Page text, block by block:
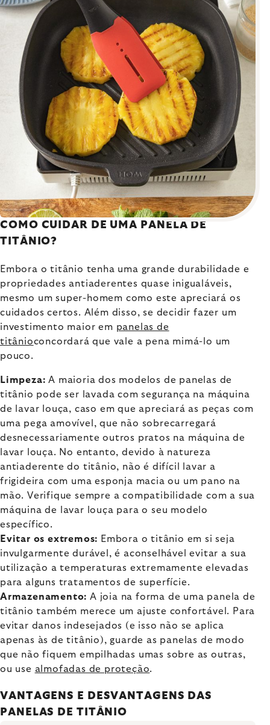
COMO CUIDAR DE UMA PANELA DE
TITÂNIO?
Embora o titânio tenha uma grande durabilidade e
propriedades antiaderentes quase inigualáveis,
mesmo um super-homem como este apreciará os
cuidados certos. Além disso, se decidir fazer um
investimento maior em panelas de
titânioconcordará que vale a pena mimá-lo um
pouco.
Limpeza: A maioria dos modelos de panelas de
titânio pode ser lavada com segurança na máquina
de lavar louça, caso em que apreciará as peças com
uma pega amovível, que não sobrecarregará
desnecessariamente outros pratos na máquina de
lavar louça. No entanto, devido à natureza
antiaderente do titânio, não é difícil lavar a
frigideira com uma esponja macia ou um pano na
mão. Verifique sempre a compatibilidade com a sua
máquina de lavar louça para o seu modelo
específico.
Evitar os extremos: Embora o titânio em si seja
invulgarmente durável, é aconselhável evitar a sua
utilização a temperaturas extremamente elevadas
para alguns tratamentos de superfície.
Armazenamento: A joia na forma de uma panela de
titânio também merece um ajuste confortável. Para
evitar danos indesejados (e isso não se aplica
apenas às de titânio), guarde as panelas de modo
que não fiquem empilhadas umas sobre as outras,
ou use almofadas de proteção.
VANTAGENS E DESVANTAGENS DAS
PANELAS DE TITÂNIO